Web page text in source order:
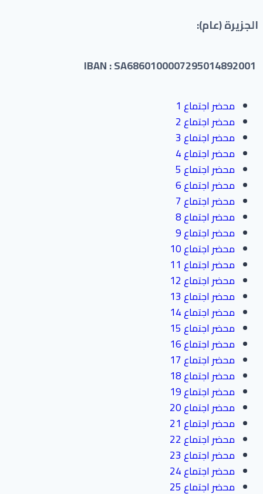
الجزيرة (عام):
محضر اجتماع 1
محضر اجتماع 2
محضر اجتماع 3
محضر اجتماع 4
محضر اجتماع 5
محضر اجتماع 6
محضر اجتماع 7
محضر اجتماع 8
محضر اجتماع 9
محضر اجتماع 10
محضر اجتماع 11
محضر اجتماع 12
محضر اجتماع 13
محضر اجتماع 14
محضر اجتماع 15
محضر اجتماع 16
محضر اجتماع 17
محضر اجتماع 18
محضر اجتماع 19
محضر اجتماع 20
محضر اجتماع 21
محضر اجتماع 22
محضر اجتماع 23
محضر اجتماع 24
محضر اجتماع 25